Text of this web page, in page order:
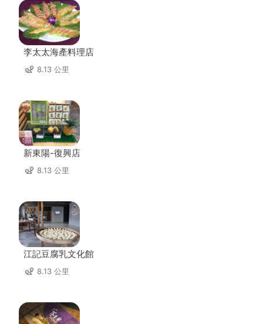
李太太海產料理店
8.13 公里
新東陽-復興店
8.13 公里
江記豆腐乳文化館
8.13 公里